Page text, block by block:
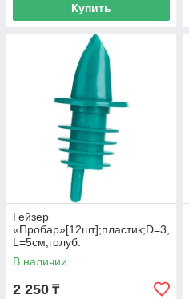
Купить
Гейзер
«Пробар»[12шт];пластик;D=3,
L=5см;голуб.
В наличии
2 250 ₸